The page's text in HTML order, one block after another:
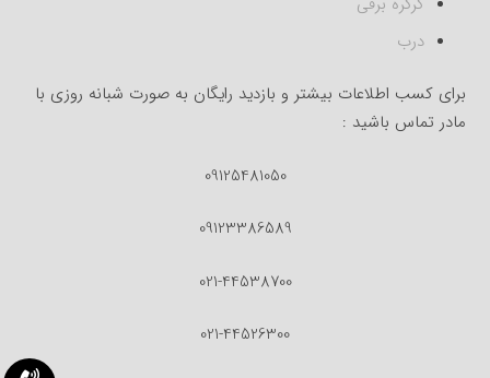
درب
برای کسب اطلاعات بیشتر و بازدید رایگان به صورت شبانه روزی با
مادر تماس باشید :
09125481050
09123386589
021-44538700
021-44526300